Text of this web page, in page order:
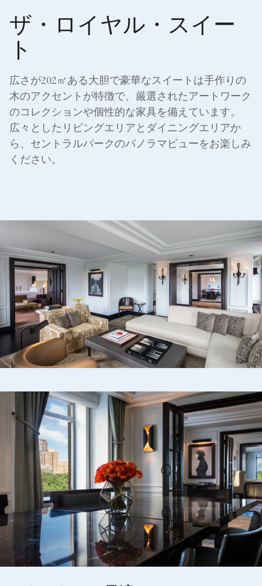
ザ・ロイヤル・スイー
ト
広さが202㎡ある大胆で豪華なスイートは手作りの
木のアクセントが特徴で、厳選されたアートワーク
のコレクションや個性的な家具を備えています。
広々としたリビングエリアとダイニングエリアか
ら、セントラルパークのパノラマビューをお楽しみ
ください。